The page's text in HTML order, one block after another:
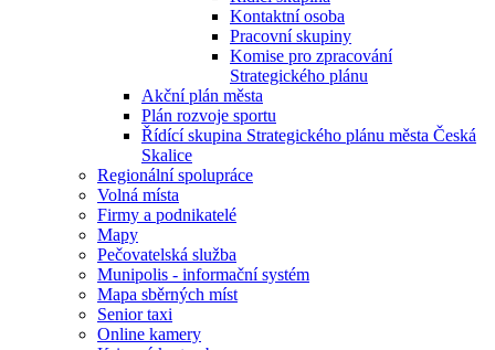
Kontaktní osoba
Pracovní skupiny
Komise pro zpracování
Strategického plánu
Akční plán města
Plán rozvoje sportu
Řídící skupina Strategického plánu města Česká
Skalice
Regionální spolupráce
Volná místa
Firmy a podnikatelé
Mapy
Pečovatelská služba
Munipolis - informační systém
Mapa sběrných míst
Senior taxi
Online kamery